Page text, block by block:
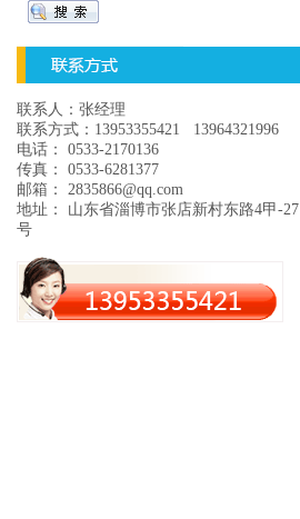
联系人：张经理
联系方式：13953355421 13964321996
电话： 0533-2170136
传真： 0533-6281377
邮箱： 2835866@qq.com
地址： 山东省淄博市张店新村东路4甲-27
号